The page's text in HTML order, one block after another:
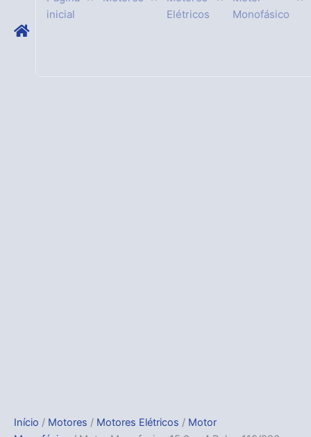
inicial
Elétricos
Monofásico
Início / Motores / Motores Elétricos / Motor